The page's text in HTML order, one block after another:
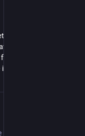
uscire. É mattino e
alla porta delle
e indugiano.
Ha...